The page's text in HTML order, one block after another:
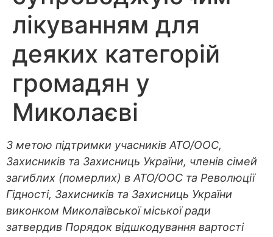
лікуванням для
деяких категорій
громадян у
Миколаєві
З метою підтримки учасників АТО/ООС,
Захисників та Захисниць України, членів сімей
загиблих (померлих) в АТО/ООС та Революції
Гідності, Захисників та Захисниць України
виконком Миколаївської міської ради
затвердив Порядок відшкодування вартості